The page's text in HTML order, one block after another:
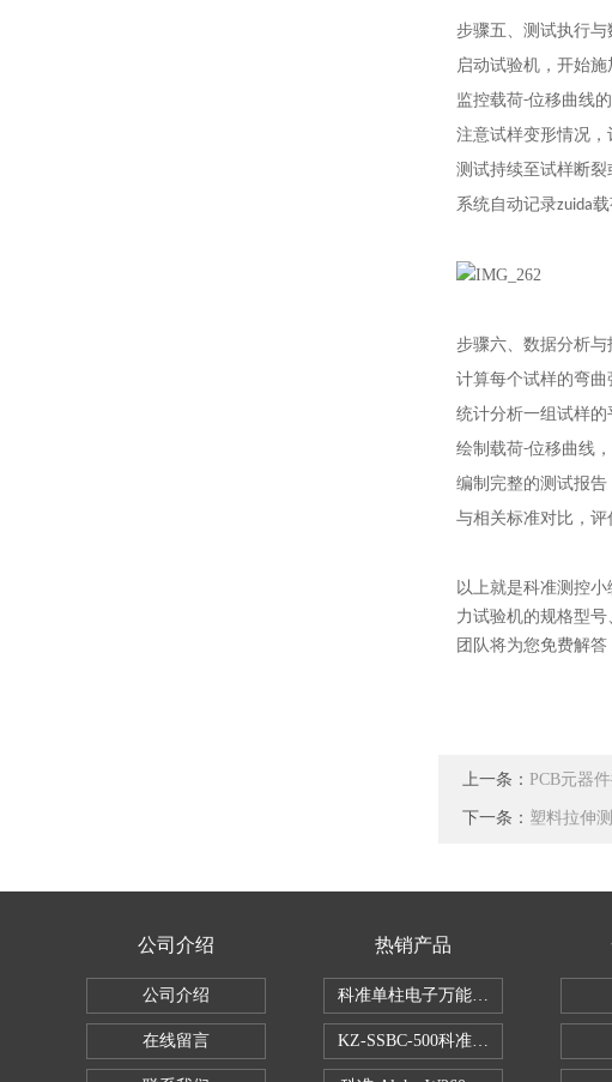
步骤五、测试执行与
启动试验机，开始
监控载荷-位移曲线
注意试样变形情况，
测试持续至试样断
系统自动记录zuida
步骤六、数据分析与
计算每个试样的弯
统计分析一组试样
绘制载荷-位移曲线
编制完整的测试报
与相关标准对比，
以上就是科准测控小
力试验机的规格型
团队将为您免费解
上一条： PCB元器
下一条： 塑料拉伸
公司介绍
公司介绍
在线留言
热销产品
科准单柱电子万能拉力机KZ-SSBC-
KZ-SSBC-500科准单柱电子万能试验